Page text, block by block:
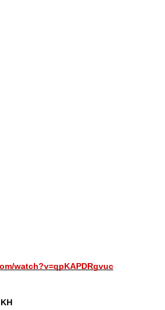
watch?v=qpKAPDRgvuc